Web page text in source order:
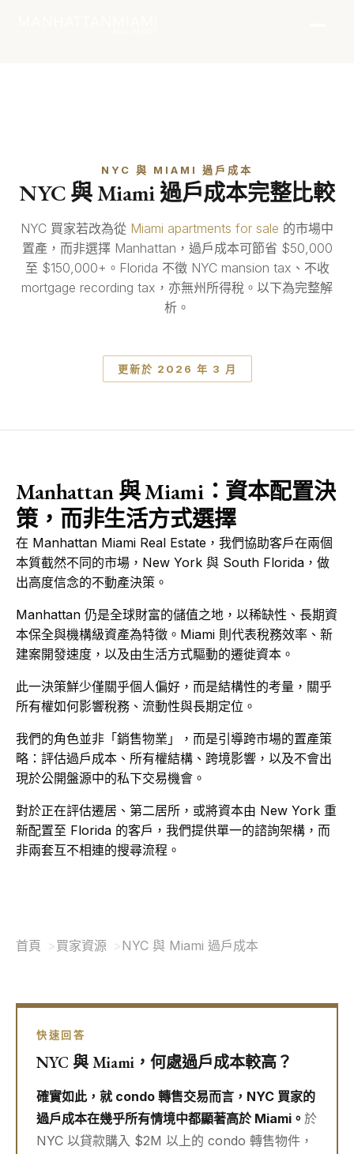
NYC 與 MIAMI 過戶成本
NYC 與 Miami 過戶成本完整比較
NYC 買家若改為從 Miami apartments for sale 的市場中
置產，而非選擇 Manhattan，過戶成本可節省 $50,000
至 $150,000+。Florida 不徵 NYC mansion tax、不收
mortgage recording tax，亦無州所得稅。以下為完整解
析。
更新於 2026 年 3 月
Manhattan 與 Miami：資本配置決
策，而非生活方式選擇
在 Manhattan Miami Real Estate，我們協助客戶在兩個
本質截然不同的市場，New York 與 South Florida，做
出高度信念的不動產決策。
Manhattan 仍是全球財富的儲值之地，以稀缺性、長期資
本保全與機構級資產為特徵。Miami 則代表稅務效率、新
建案開發速度，以及由生活方式驅動的遷徙資本。
此一決策鮮少僅關乎個人偏好，而是結構性的考量，關乎
所有權如何影響稅務、流動性與長期定位。
我們的角色並非「銷售物業」，而是引導跨市場的置產策
略：評估過戶成本、所有權結構、跨境影響，以及不會出
現於公開盤源中的私下交易機會。
對於正在評估遷居、第二居所，或將資本由 New York 重
新配置至 Florida 的客戶，我們提供單一的諮詢架構，而
非兩套互不相連的搜尋流程。
首頁 買家資源 NYC 與 Miami 過戶成本
快速回答
NYC 與 Miami，何處過戶成本較高？
確實如此，就 condo 轉售交易而言，NYC 買家的
過戶成本在幾乎所有情境中都顯著高於 Miami。 於
NYC 以貸款購入 $2M 以上的 condo 轉售物件，